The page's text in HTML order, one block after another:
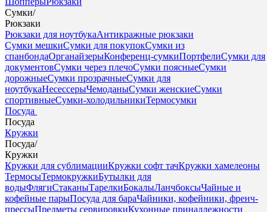
Сумки/
Рюкзаки
Рюкзаки для ноутбукаАнтикражные рюкзаки
Сумки мешкиСумки для покупокСумки из
спанбондаОрганайзерыКонференц-сумкиПортфелиСумки для
документовСумки через плечоСумки поясныеСумки
дорожныеСумки прозрачныеСумки для
ноутбукаНесессерыЧемоданыСумки женскиеСумки
спортивныеСумки-холодильникиТермосумки
Посуда
Посуда
Кружки
Посуда/
Кружки
Кружки для сублимацииКружки софт тачКружки хамелеоны
ТермосыТермокружкиБутылки для
водыФлягиСтаканыТарелкиБокалыЛанчбоксыЧайные и
кофейные парыПосуда для бараЧайники, кофейники, френч-
прессыПредметы сервировкиКухонные принадлежности